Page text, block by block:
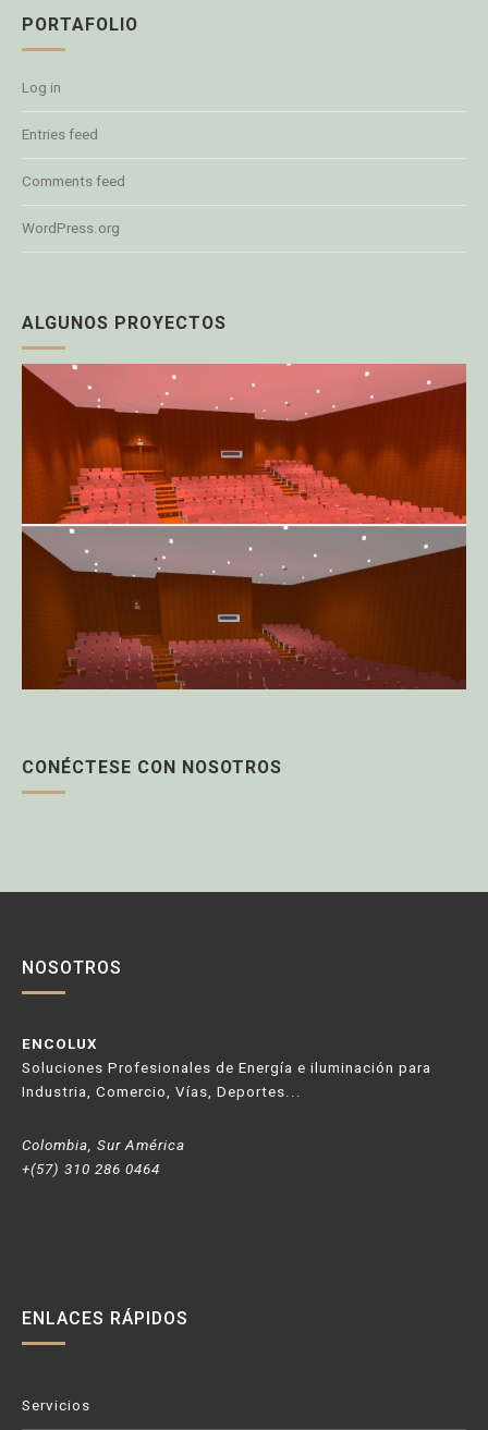
PORTAFOLIO
Log in
Entries feed
Comments feed
WordPress.org
ALGUNOS PROYECTOS
CONÉCTESE CON NOSOTROS
NOSOTROS
ENCOLUX
Soluciones Profesionales de Energía e iluminación para
Industria, Comercio, Vías, Deportes...
Colombia, Sur América
+(57) 310 286 0464
ENLACES RÁPIDOS
Servicios